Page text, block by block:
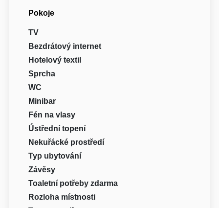
Pokoje
TV
Bezdrátový internet
Hotelový textil
Sprcha
WC
Minibar
Fén na vlasy
Ústřední topení
Nekuřácké prostředí
Typ ubytování
Závěsy
Toaletní potřeby zdarma
Rozloha místnosti